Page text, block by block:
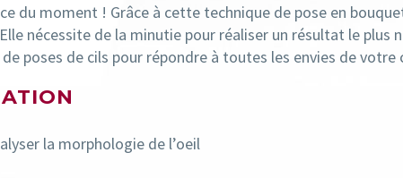
du moment ! Grâce à cette technique de pose en
Elle nécessite de la minutie pour réaliser un résultat le plus
poses de cils pour répondre à toutes les envies de
la morphologie de l’oeil